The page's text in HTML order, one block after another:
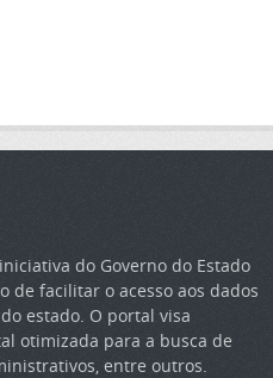
do Governo do Estado
de facilitar o acesso aos dados
estado. O portal visa
otimizada para a busca de
entre outros.